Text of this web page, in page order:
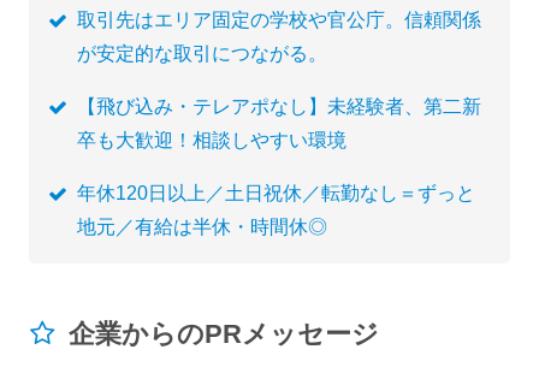
取引先はエリア固定の学校や官公庁。信頼関係
が安定的な取引につながる。
【飛び込み・テレアポなし】未経験者、第二新
卒も大歓迎！相談しやすい環境
年休120日以上／土日祝休／転勤なし＝ずっと
地元／有給は半休・時間休◎
企業からのPRメッセージ